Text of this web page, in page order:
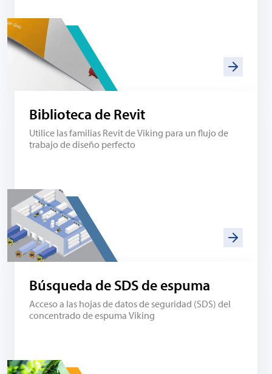
Biblioteca de Revit
Utilice las familias Revit de Viking para un flujo de
trabajo de diseño perfecto
Búsqueda de SDS de espuma
Acceso a las hojas de datos de seguridad (SDS) del
concentrado de espuma Viking